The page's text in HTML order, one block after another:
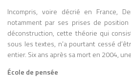
Incompris, voire décrié en France,
notamment par ses prises de
déconstruction, cette théorie qui
sous les textes, n’a pourtant cessé
entier. Six ans après sa mort en 2004,
École de pensée
média réside
que dans la
McLuhan
travers